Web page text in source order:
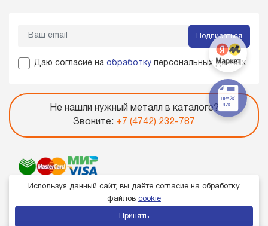
Подписаться
Даю согласие на обработку персональных данных
Не нашли нужный металл в каталоге?
Звоните: +7 (4742) 232-787
Используя данный сайт, вы даёте согласие на обработку
файлов cookie
Принять